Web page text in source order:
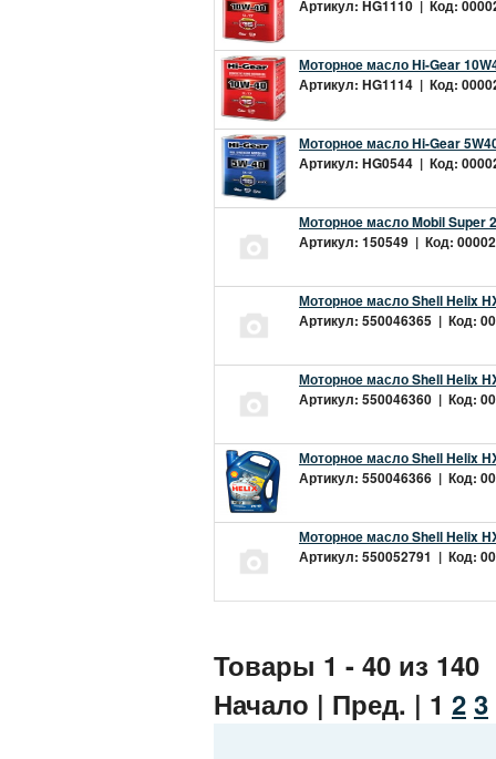
Артикул: HG1110 | Код:
Моторное масло Hi-Gear
Артикул: HG1114 | Код:
Моторное масло Hi-Gear
Артикул: HG0544 | Код:
Моторное масло Mobil Super
Артикул: 150549 | Код:
Моторное масло Shell Helix
Артикул: 550046365 | Код:
Моторное масло Shell Helix
Артикул: 550046360 | Код:
Моторное масло Shell Helix
Артикул: 550046366 | Код:
Моторное масло Shell Helix
Артикул: 550052791 | Код:
Товары 1 - 40 из 140
Начало | Пред. | 1 2 3